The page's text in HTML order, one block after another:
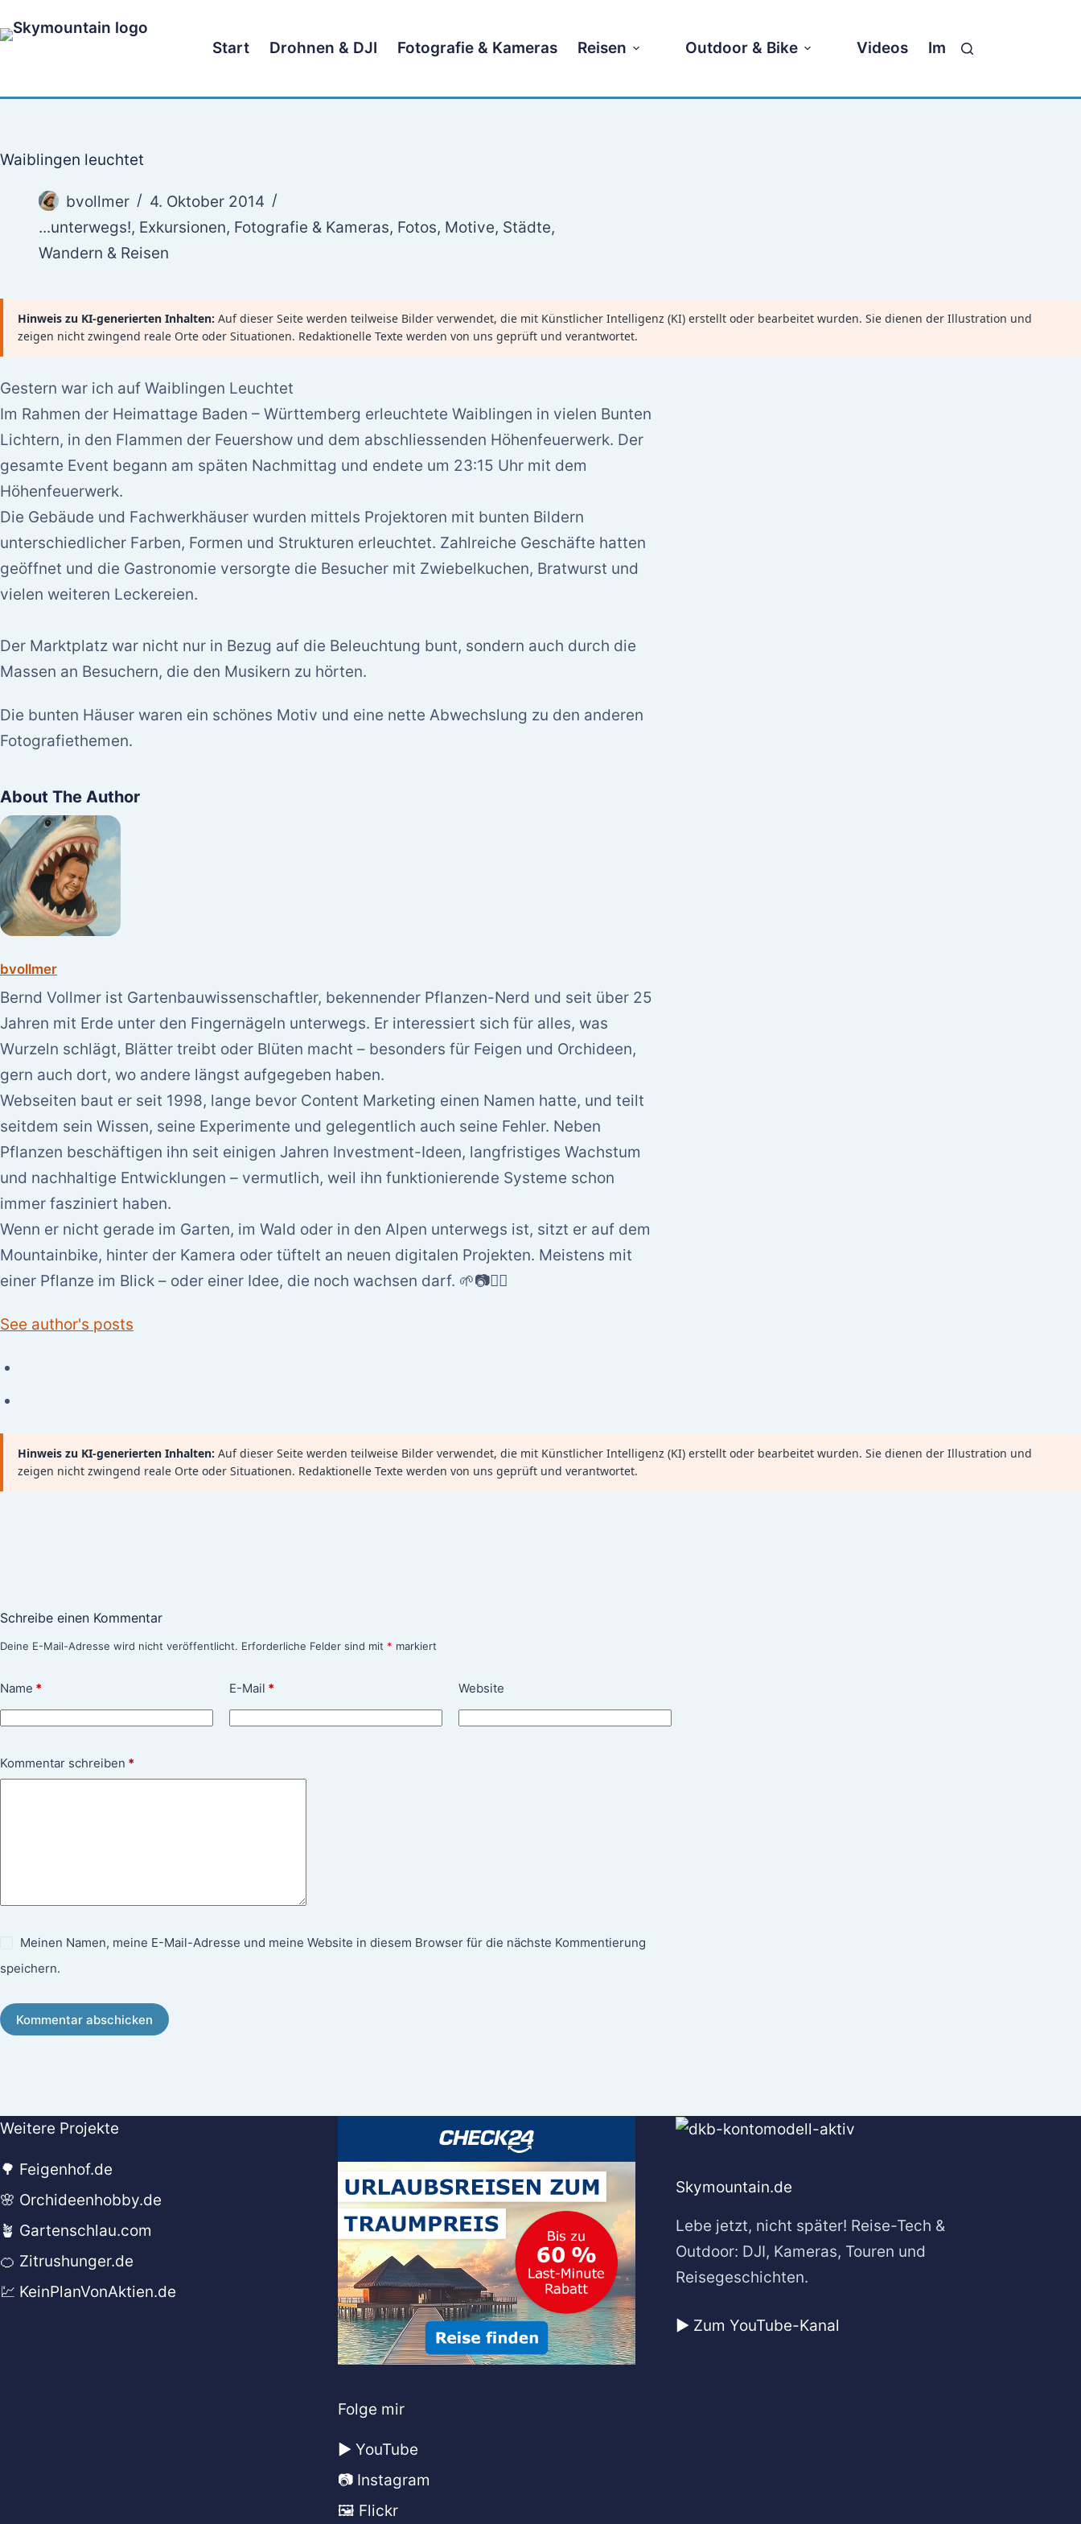
Inhalt
Start Drohnen & DJI Fotografie & Kameras Reisen Outdoor & Bike Videos Impressum
Waiblingen leuchtet
bvollmer
4. Oktober 2014
...unterwegs!, Exkursionen, Fotografie & Kameras, Fotos, Motive, Städte,
Wandern & Reisen
Hinweis zu KI-generierten Inhalten: Auf dieser Seite werden teilweise Bilder verwendet, die mit Künstlicher Intelligenz (KI) erstellt oder bearbeitet wurden. Sie dienen der Illustration und
zeigen nicht zwingend reale Orte oder Situationen. Redaktionelle Texte werden von uns geprüft und verantwortet.
Gestern war ich auf Waiblingen Leuchtet
Im Rahmen der Heimattage Baden – Württemberg erleuchtete Waiblingen in vielen Bunten
Lichtern, in den Flammen der Feuershow und dem abschliessenden Höhenfeuerwerk. Der
gesamte Event begann am späten Nachmittag und endete um 23:15 Uhr mit dem
Höhenfeuerwerk.
Die Gebäude und Fachwerkhäuser wurden mittels Projektoren mit bunten Bildern
unterschiedlicher Farben, Formen und Strukturen erleuchtet. Zahlreiche Geschäfte hatten
geöffnet und die Gastronomie versorgte die Besucher mit Zwiebelkuchen, Bratwurst und
vielen weiteren Leckereien.
Der Marktplatz war nicht nur in Bezug auf die Beleuchtung bunt, sondern auch durch die
Massen an Besuchern, die den Musikern zu hörten.
Die bunten Häuser waren ein schönes Motiv und eine nette Abwechslung zu den anderen
Fotografiethemen.
About The Author
bvollmer
Bernd Vollmer ist Gartenbauwissenschaftler, bekennender Pflanzen-Nerd und seit über 25
Jahren mit Erde unter den Fingernägeln unterwegs. Er interessiert sich für alles, was
Wurzeln schlägt, Blätter treibt oder Blüten macht – besonders für Feigen und Orchideen,
gern auch dort, wo andere längst aufgegeben haben.
Webseiten baut er seit 1998, lange bevor Content Marketing einen Namen hatte, und teilt
seitdem sein Wissen, seine Experimente und gelegentlich auch seine Fehler. Neben
Pflanzen beschäftigen ihn seit einigen Jahren Investment-Ideen, langfristiges Wachstum
und nachhaltige Entwicklungen – vermutlich, weil ihn funktionierende Systeme schon
immer fasziniert haben.
Wenn er nicht gerade im Garten, im Wald oder in den Alpen unterwegs ist, sitzt er auf dem
Mountainbike, hinter der Kamera oder tüftelt an neuen digitalen Projekten. Meistens mit
einer Pflanze im Blick – oder einer Idee, die noch wachsen darf. 🌱📷🚵‍♂️
See author's posts
Hinweis zu KI-generierten Inhalten: Auf dieser Seite werden teilweise Bilder verwendet, die mit Künstlicher Intelligenz (KI) erstellt oder bearbeitet wurden. Sie dienen der Illustration und
zeigen nicht zwingend reale Orte oder Situationen. Redaktionelle Texte werden von uns geprüft und verantwortet.
Schreibe einen Kommentar
Deine E-Mail-Adresse wird nicht veröffentlicht. Erforderliche Felder sind mit * markiert
Name * E-Mail * Website
Kommentar schreiben *
Meinen Namen, meine E-Mail-Adresse und meine Website in diesem Browser für die nächste Kommentierung
speichern.
Kommentar abschicken
Weitere Projekte
🌳 Feigenhof.de
🌸 Orchideenhobby.de
🪴 Gartenschlau.com
🍊 Zitrushunger.de
💹 KeinPlanVonAktien.de
Folge mir
▶️ YouTube
📷 Instagram
🖼️ Flickr
Skymountain.de
Lebe jetzt, nicht später! Reise-Tech &
Outdoor: DJI, Kameras, Touren und
Reisegeschichten.
▶️ Zum YouTube-Kanal